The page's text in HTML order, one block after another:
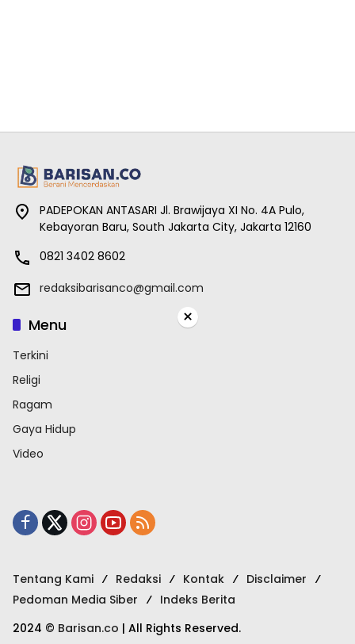
PADEPOKAN ANTASARI Jl. Brawijaya XI No. 4A Pulo,
Kebayoran Baru, South Jakarta City, Jakarta 12160
0821 3402 8602
redaksibarisanco@gmail.com
Menu
Terkini
Religi
Ragam
Gaya Hidup
Video
Tentang Kami Redaksi Kontak
Disclaimer
Pedoman Media Siber
Indeks Berita
2024 © Barisan.co | All Rights Reserved.
×